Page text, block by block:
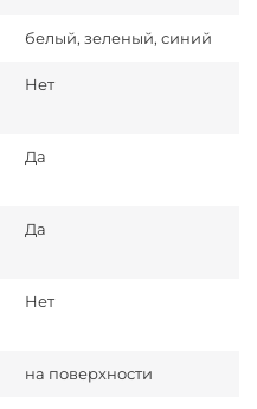
белый, зеленый, синий
Нет
Да
Да
Нет
на поверхности